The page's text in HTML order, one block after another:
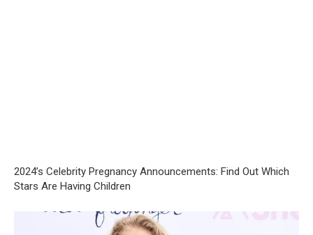
2024’s Celebrity Pregnancy Announcements: Find Out Which
Stars Are Having Children